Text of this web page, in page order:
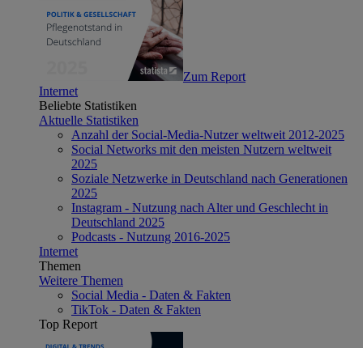
Zum Report
Internet
Beliebte Statistiken
Aktuelle Statistiken
Anzahl der Social-Media-Nutzer weltweit 2012-2025
Social Networks mit den meisten Nutzern weltweit
2025
Soziale Netzwerke in Deutschland nach Generationen
2025
Instagram - Nutzung nach Alter und Geschlecht in
Deutschland 2025
Podcasts - Nutzung 2016-2025
Internet
Themen
Weitere Themen
Social Media - Daten & Fakten
TikTok - Daten & Fakten
Top Report